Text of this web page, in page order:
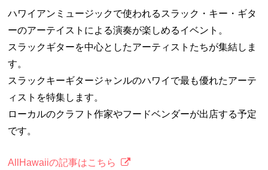
ハワイアンミュージックで使われるスラック・キー・ギタ
ーのアーテイストによる演奏が楽しめるイベント。
スラックギターを中心としたアーティストたちが集結しま
す。
スラックキーギタージャンルのハワイで最も優れたアーテ
ィストを特集します。
ローカルのクラフト作家やフードベンダーが出店する予定
です。
AllHawaiiの記事はこちら